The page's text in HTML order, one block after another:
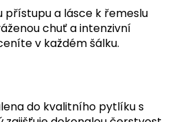
přístupu a lásce k řemeslu
chuť a intenzivní
v každém šálku.
do kvalitního pytlíku s